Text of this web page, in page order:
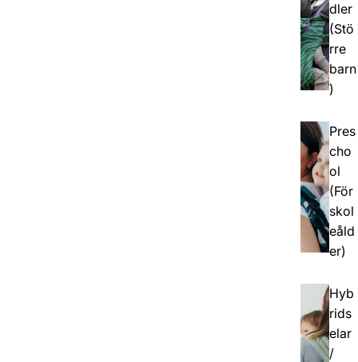
dler
(Stö
rre
barn
)
Pres
cho
ol
(För
skol
eåld
er)
Hyb
rids
elar
/